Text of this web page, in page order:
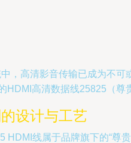
，高清影音传输已成为不可
HDMI高清数据线25825（尊
设计与工艺
HDMI线属于品牌旗下的“尊